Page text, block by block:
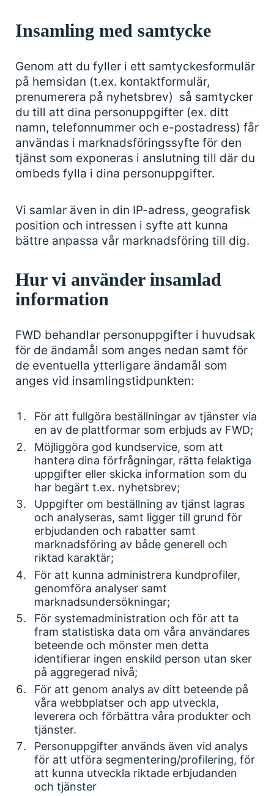
Insamling med samtycke
Genom att du fyller i ett samtyckesformulär
på hemsidan (t.ex. kontaktformulär,
prenumerera på nyhetsbrev) så samtycker
du till att dina personuppgifter (ex. ditt
namn, telefonnummer och e-postadress) får
användas i marknadsföringssyfte för den
tjänst som exponeras i anslutning till där du
ombeds fylla i dina personuppgifter.
Vi samlar även in din IP-adress, geografisk
position och intressen i syfte att kunna
bättre anpassa vår marknadsföring till dig.
Hur vi använder insamlad
information
FWD behandlar personuppgifter i huvudsak
för de ändamål som anges nedan samt för
de eventuella ytterligare ändamål som
anges vid insamlingstidpunkten:
För att fullgöra beställningar av tjänster via
en av de plattformar som erbjuds av FWD;
Möjliggöra god kundservice, som att
hantera dina förfrågningar, rätta felaktiga
uppgifter eller skicka information som du
har begärt t.ex. nyhetsbrev;
Uppgifter om beställning av tjänst lagras
och analyseras, samt ligger till grund för
erbjudanden och rabatter samt
marknadsföring av både generell och
riktad karaktär;
För att kunna administrera kundprofiler,
genomföra analyser samt
marknadsundersökningar;
För systemadministration och för att ta
fram statistiska data om våra användares
beteende och mönster men detta
identifierar ingen enskild person utan sker
på aggregerad nivå;
För att genom analys av ditt beteende på
våra webbplatser och app utveckla,
leverera och förbättra våra produkter och
tjänster.
Personuppgifter används även vid analys
för att utföra segmentering/profilering, för
att kunna utveckla riktade erbjudanden
och tjänster